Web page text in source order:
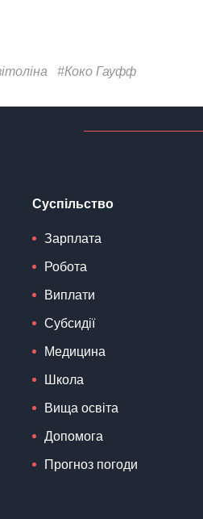
#Коко Гауфф
Суспільство
Зарплата
Робота
Виплати
Субсидії
Медицина
Школа
Вища освіта
Допомога
Прогноз погоди